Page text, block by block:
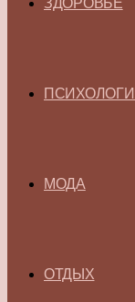
ЗДОРОВЬЕ
МОДА
ОТДЫХ